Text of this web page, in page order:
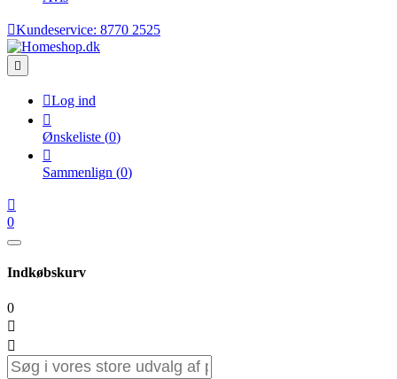
Kundeservice: 8770 2525

Log ind

Ønskeliste (0)

Sammenlign (0)

0
Indkøbskurv
0

